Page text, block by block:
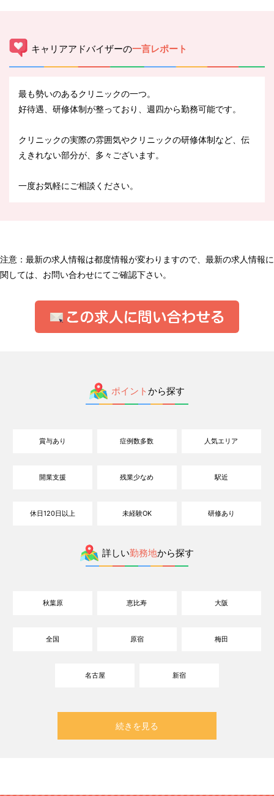
キャリアアドバイザーの一言レポート
最も勢いのあるクリニックの一つ。
好待遇、研修体制が整っており、週四から勤務可能です。
クリニックの実際の雰囲気やクリニックの研修体制など、伝
えきれない部分が、多々ございます。
一度お気軽にご相談ください。
注意：最新の求人情報は都度情報が変わりますので、最新の求人情報に
関しては、お問い合わせにてご確認下さい。
ポイントから探す
賞与あり 症例数多数 人気エリア
開業支援 残業少なめ 駅近
休日120日以上 未経験OK 研修あり
詳しい勤務地から探す
秋葉原 恵比寿 大阪
全国 原宿 梅田
名古屋 新宿
続きを見る